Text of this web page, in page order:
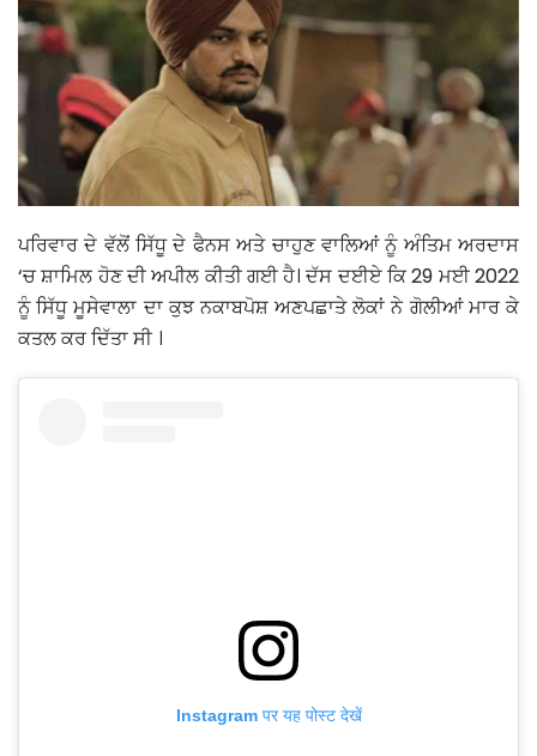
ਪਰਿਵਾਰ ਦੇ ਵੱਲੋਂ ਸਿੱਧੂ ਦੇ ਫੈਨਸ ਅਤੇ ਚਾਹੁਣ ਵਾਲਿਆਂ ਨੂੰ ਅੰਤਿਮ ਅਰਦਾਸ
‘ਚ ਸ਼ਾਮਿਲ ਹੋਣ ਦੀ ਅਪੀਲ ਕੀਤੀ ਗਈ ਹੈ। ਦੱਸ ਦਈਏ ਕਿ 29 ਮਈ 2022
ਨੂੰ ਸਿੱਧੂ ਮੂਸੇਵਾਲਾ ਦਾ ਕੁਝ ਨਕਾਬਪੋਸ਼ ਅਣਪਛਾਤੇ ਲੋਕਾਂ ਨੇ ਗੋਲੀਆਂ ਮਾਰ ਕੇ
ਕਤਲ ਕਰ ਦਿੱਤਾ ਸੀ ।
Instagram पर यह पोस्ट देखें